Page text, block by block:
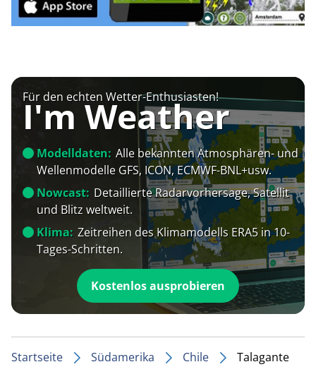
Für den echten Wetter-Enthusiasten!
I'm Weather
Modelldaten: Alle bekannten Atmosphären- und
Wellenmodelle GFS, ICON, ECMWF-BNL+usw.
Nowcast: Detaillierte Radarvorhersage, Satellit
und Blitz weltweit.
Klima: Zeitreihen des Klimamodells ERA5 in 10-
Tages-Schritten.
Kostenlos ausprobieren
Startseite Südamerika Chile Talagante